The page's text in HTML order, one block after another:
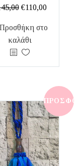
Original
was:
€145,00.
€110,00Η
τιμή
Προσθήκη στο
καλάθι